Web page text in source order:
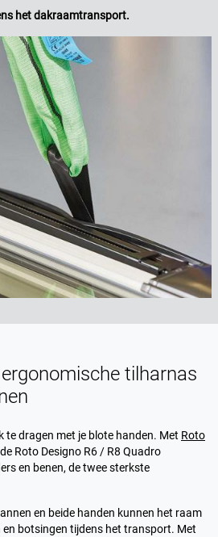
het dakraamtransport.
tilharnas
te dragen met je blote handen. Met Roto
Roto Designo R6 / R8 Quadro
en benen, de twee sterkste
en beide handen kunnen het raam
en botsingen tijdens het transport. Met